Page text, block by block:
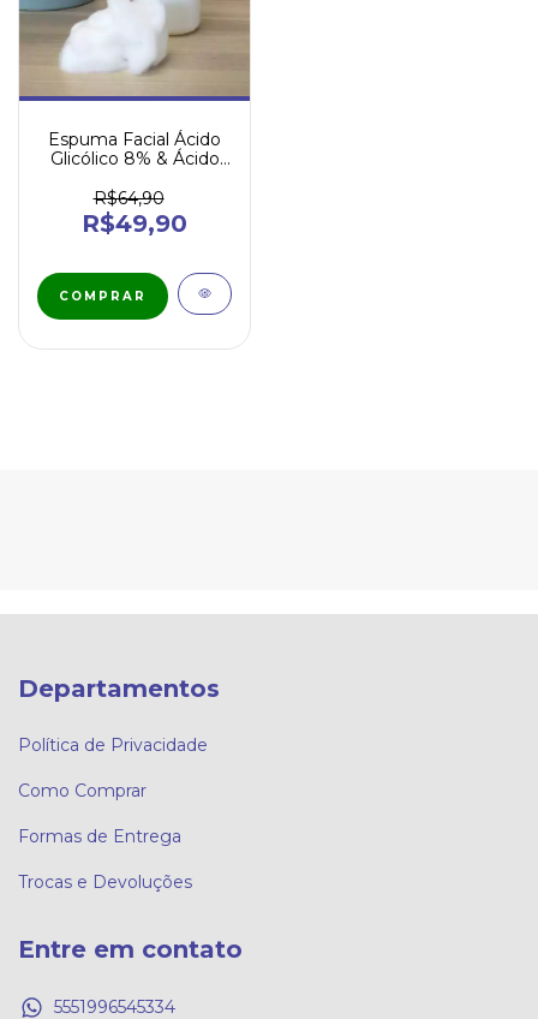
Espuma Facial Ácido
Glicólico 8% & Ácido
R$64,90
R$49,90
Departamentos
Política de Privacidade
Como Comprar
Formas de Entrega
Trocas e Devoluções
Entre em contato
5551996545334